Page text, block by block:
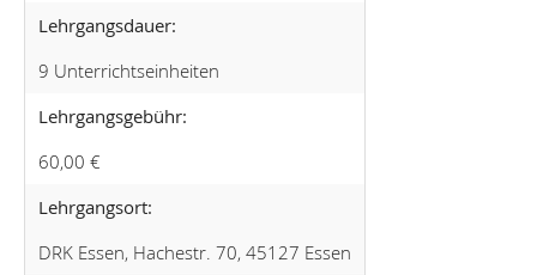
Lehrgangsdauer:
9 Unterrichtseinheiten
Lehrgangsgebühr:
60,00 €
Lehrgangsort:
DRK Essen, Hachestr. 70, 45127 Essen